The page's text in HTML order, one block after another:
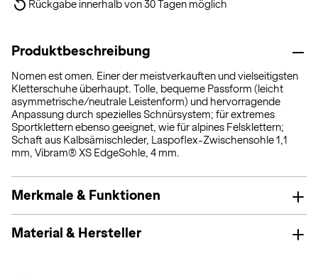
Rückgabe innerhalb von 30 Tagen möglich
Produktbeschreibung
Nomen est omen. Einer der meistverkauften und vielseitigsten
Kletterschuhe überhaupt. Tolle, bequeme Passform (leicht
asymmetrische/neutrale Leistenform) und hervorragende
Anpassung durch spezielles Schnürsystem; für extremes
Sportklettern ebenso geeignet, wie für alpines Felsklettern;
Schaft aus Kalbsämischleder, Laspoflex-Zwischensohle 1,1
mm, Vibram® XS EdgeSohle, 4 mm.
Merkmale & Funktionen
Material & Hersteller